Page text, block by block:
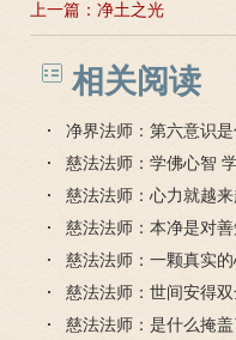
上一篇： 净土之光
相关阅读
净界法师：第六意识
慈法法师：学佛心智
慈法法师：心力就越
意思了怎么办？
慈法法师：本净是对
慈法法师：一颗真实
慈法法师：世间安得
慈法法师：是什么掩